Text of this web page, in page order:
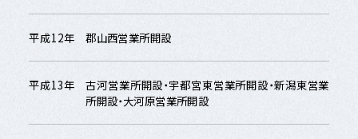
平成12年 郡山西営業所開設
平成13年
古河営業所開設・宇都宮東営業所開設・新潟東営業
所開設・大河原営業所開設